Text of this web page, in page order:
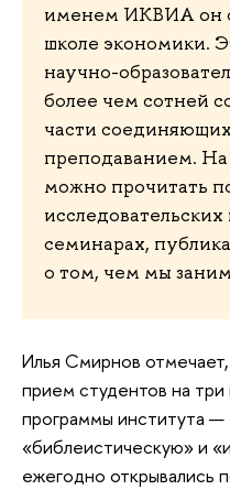
именем ИКВИА он
школе экономики.
научно-
более чем сотней
части
преподаванием. На
можно прочитать
семинарах,
о том, чем мы
Илья Смирнов
прием студентов на три
программы института —
«библеистическую» и
ежегодно открывались